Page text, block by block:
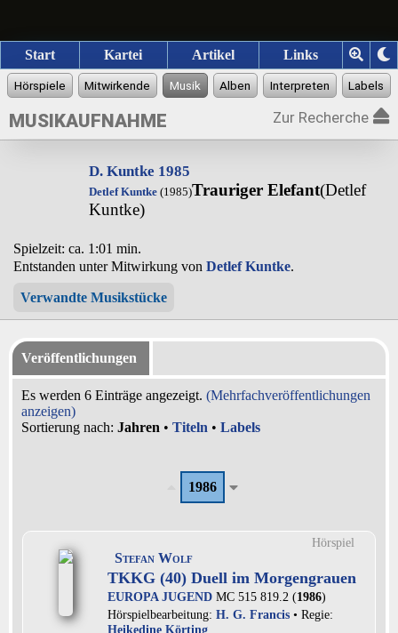
Start Kartei Artikel Links
MUSIKAUFNAHME Zur Recherche
D. Kuntke 1985
Detlef Kuntke (1985)Trauriger Elefant(Detlef
Kuntke)
Spielzeit: ca. 1:01 min.
Entstanden unter Mitwirkung von Detlef Kuntke.
Verwandte Musikstücke
Veröffentlichungen
Es werden 6 Einträge angezeigt. (Mehrfachveröffentlichungen
anzeigen)
Sortierung nach: Jahren • Titeln • Labels
1986
Hörspiel
Stefan Wolf
TKKG (40) Duell im Morgengrauen
EUROPA JUGEND MC 515 819.2 (1986)
Hörspielbearbeitung: H. G. Francis • Regie:
Heikedine Körting